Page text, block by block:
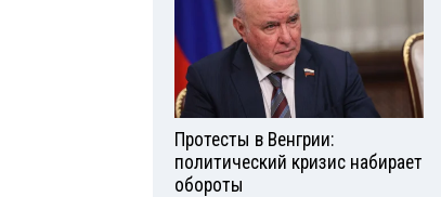
Протесты в Венгрии:
политический кризис набирает
обороты